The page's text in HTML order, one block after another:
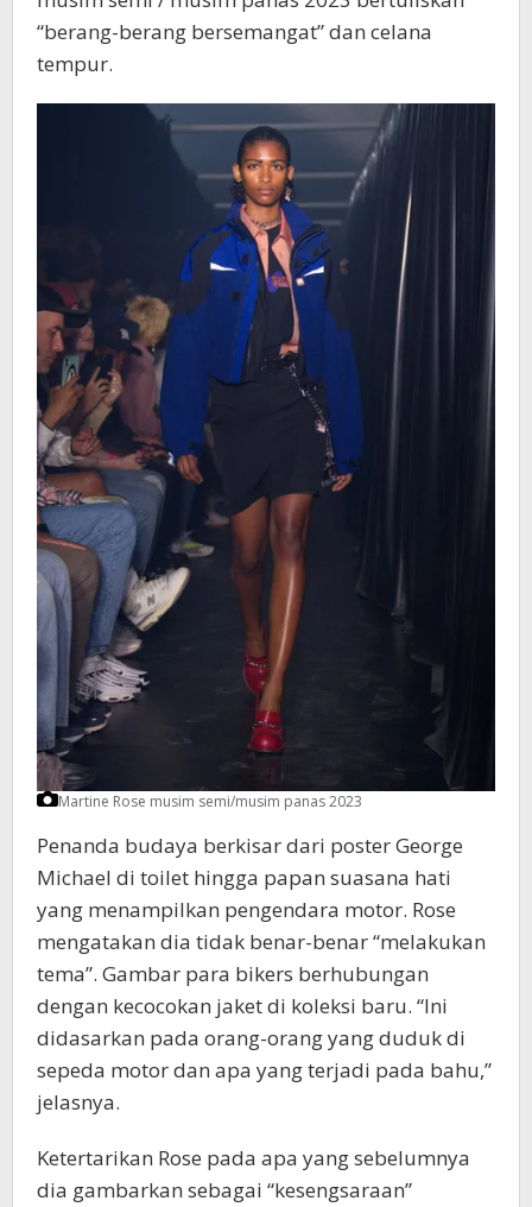
“berang-berang bersemangat” dan celana
tempur.
Martine Rose musim semi/musim panas 2023
Penanda budaya berkisar dari poster George
Michael di toilet hingga papan suasana hati
yang menampilkan pengendara motor. Rose
mengatakan dia tidak benar-benar “melakukan
tema”. Gambar para bikers berhubungan
dengan kecocokan jaket di koleksi baru. “Ini
didasarkan pada orang-orang yang duduk di
sepeda motor dan apa yang terjadi pada bahu,”
jelasnya.
Ketertarikan Rose pada apa yang sebelumnya
dia gambarkan sebagai “kesengsaraan”